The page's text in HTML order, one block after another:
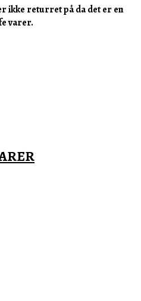
ikke returret på da det er en
varer.